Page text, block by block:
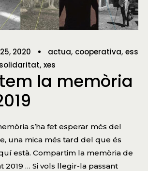
2020 actua cooperativa ess
solidaritat xes
la memòria
s’ha fet esperar més del
una mica més tard del que és
està. Compartim la memòria de
2019 … Si vols llegir-la passant